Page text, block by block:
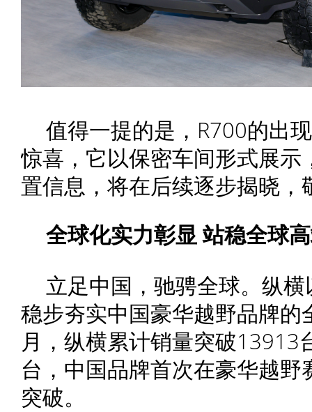
值得一提的是，R700的出
惊喜，它以保密车间形式展
置信息，将在后续逐步揭晓，
全球化实力彰显站稳全球
立足中国，驰骋全球。纵
稳步夯实中国豪华越野品牌
月，纵横累计销量突破13913
台，中国品牌首次在豪华越
突破。